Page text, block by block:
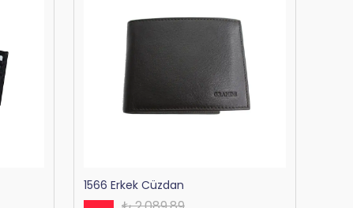
1566 Erkek Cüzdan